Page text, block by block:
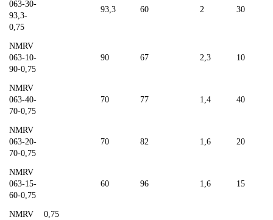
0,75
063-30-
93,3-
0,75
93,3 60 2 30
NMRV
063-10-
90-0,75
90 67 2,3 10
NMRV
063-40-
70-0,75
70 77 1,4 40
NMRV
063-20-
70-0,75
70 82 1,6 20
NMRV
063-15-
60-0,75
60 96 1,6 15
NMRV